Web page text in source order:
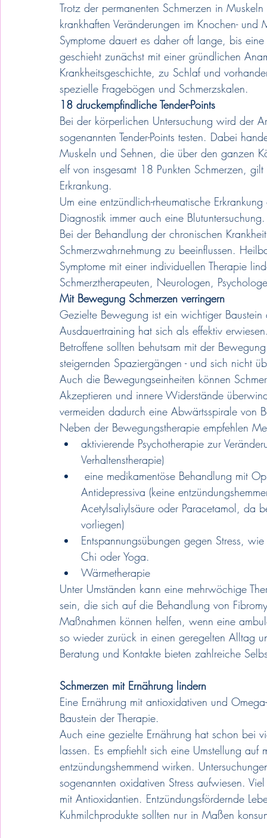
Trotz der permanenten Schmerzen in
krankhaften Veränderungen im Knochen-
Symptome dauert es daher oft lange, bis
geschieht zunächst mit einer gründlichen
Krankheitsgeschichte, zu Schlaf und
spezielle Fragebögen und Schmerzskalen.
18 druckempfindliche Tender-Points
Bei der körperlichen Untersuchung wird der
sogenannten Tender-Points testen. Dabei
Muskeln und Sehnen, die über den ganzen
elf von insgesamt 18 Punkten Schmerzen,
Erkrankung.
Um eine entzündlich-rheumatische
Diagnostik immer auch eine Blutuntersuchung.
Bei der Behandlung der chronischen
Schmerzwahrnehmung zu beeinflussen.
Symptome mit einer individuellen Therapie
Schmerztherapeuten, Neurologen,
Mit Bewegung Schmerzen verringern
Gezielte Bewegung ist ein wichtiger
Ausdauertraining hat sich als effektiv
Betroffene sollten behutsam mit der
steigernden Spaziergängen - und sich nicht
Auch die Bewegungseinheiten können
Akzeptieren und innere Widerstände
vermeiden dadurch eine Abwärtsspirale von
Neben der Bewegungstherapie empfehlen
aktivierende Psychotherapie zur
Verhaltenstherapie)
Antidepressiva (keine
Acetylsaliylsäure oder Paracetamol, da
vorliegen)
Entspannungsübungen gegen Stress,
Chi oder Yoga.
Wärmetherapie
Unter Umständen kann eine mehrwöchige
sein, die sich auf die Behandlung von
Maßnahmen können helfen, wenn eine
so wieder zurück in einen geregelten Alltag
Beratung und Kontakte bieten zahlreiche
Schmerzen mit Ernährung lindern
Eine Ernährung mit antioxidativen und
Baustein der Therapie.
Auch eine gezielte Ernährung hat schon bei
lassen. Es empfiehlt sich eine Umstellung
entzündungshemmend wirken.
sogenannten oxidativen Stress aufwiesen.
mit Antioxidantien. Entzündungsfördernde
Kuhmilchprodukte sollten nur in Maßen